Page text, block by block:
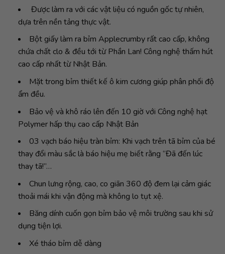
Được làm ra với các vật liệu có nguồn gốc tự nhiên,
dựa trên nền tảng thực vật.
Bột giấy làm ra bỉm Applecrumby rất cao cấp, không
chứa chất clo & đều tới từ Phần Lan! Công nghệ thấm hút
cao cấp nhất từ Nhật Bản.
Mặt trong bỉm thiết kế ô kim cương giúp phân phối độ
ẩm đều.
Bảo vệ và khô ráo lên đến 10 giờ với Công nghệ hạt
Polymer hấp thụ cao cấp Nhật Bản
03 vạch báo hiệu tràn bỉm: Khi vạch trên tã bỉm của bé
thay đổi màu sắc là báo hiệu mẹ biết rằng “Đã đến lúc
thay tã!”…
Chun lưng rộng, cao, co giãn 360 độ đem lại cảm giác
thoải mái khi vận động mà không lo tụt xệ.
Băng dính cuốn gọn bỉm bảo vệ môi trường sau khi sử
dụng tiện lợi.
Xé tháo bỉm dễ dàng